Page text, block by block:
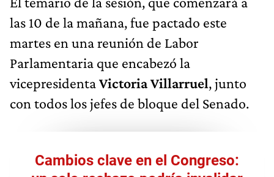
las 10 de la mañana, fue pactado este
martes en una reunión de Labor
Parlamentaria que encabezó la
vicepresidentaVictoria Villarruel, junto
con todos los jefes de bloque del Senado.
Cambios clave en el Congreso: